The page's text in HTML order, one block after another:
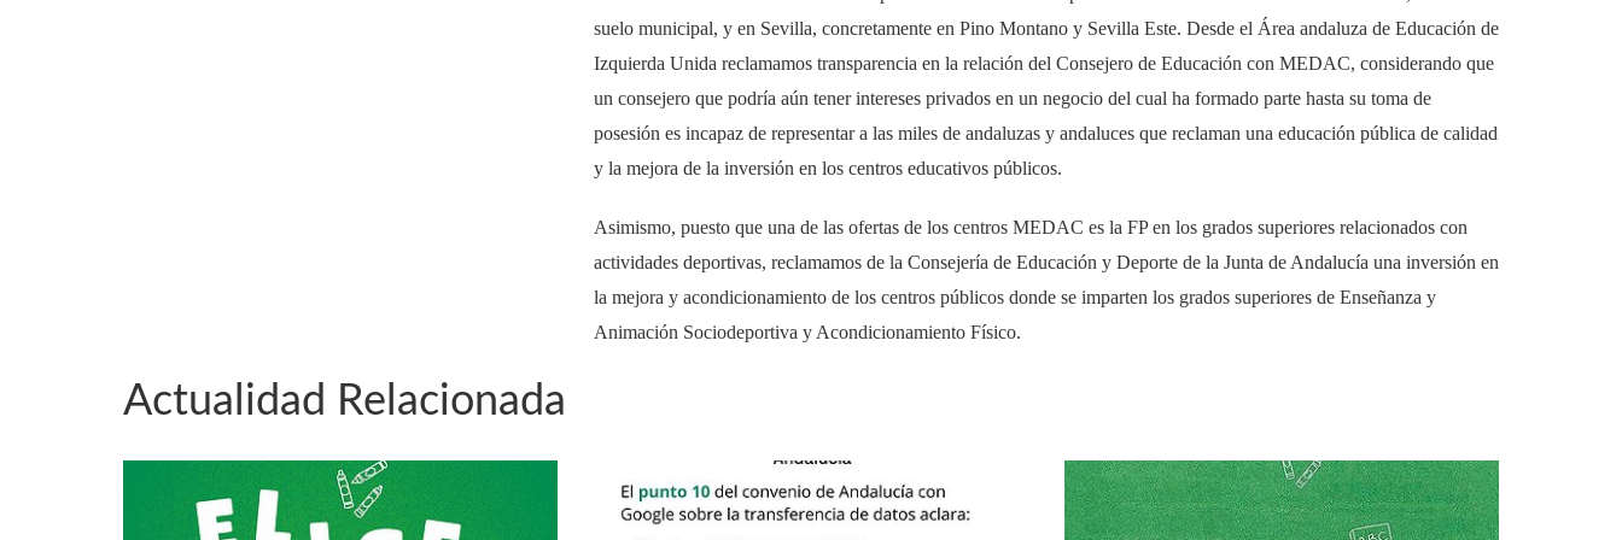
suelo municipal, y en Sevilla, concretamente en Pino Montano y Sevilla Este. Desde el Área andaluza de Educación de
Izquierda Unida reclamamos transparencia en la relación del Consejero de Educación con MEDAC, considerando que
un consejero que podría aún tener intereses privados en un negocio del cual ha formado parte hasta su toma de
posesión es incapaz de representar a las miles de andaluzas y andaluces que reclaman una educación pública de calidad
y la mejora de la inversión en los centros educativos públicos.
Asimismo, puesto que una de las ofertas de los centros MEDAC es la FP en los grados superiores relacionados con
actividades deportivas, reclamamos de la Consejería de Educación y Deporte de la Junta de Andalucía una inversión en
la mejora y acondicionamiento de los centros públicos donde se imparten los grados superiores de Enseñanza y
Animación Sociodeportiva y Acondicionamiento Físico.
Actualidad Relacionada